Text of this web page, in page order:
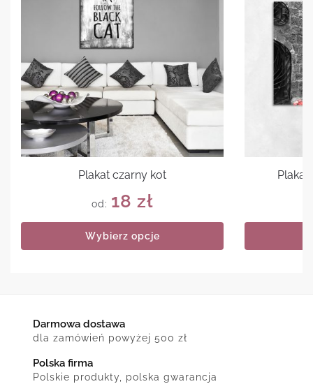
Plakat czarny kot
od: 18 zł
Wybierz opcje
Darmowa dostawa
dla zamówień powyżej 500 zł
Polska firma
Polskie produkty, polska gwarancja